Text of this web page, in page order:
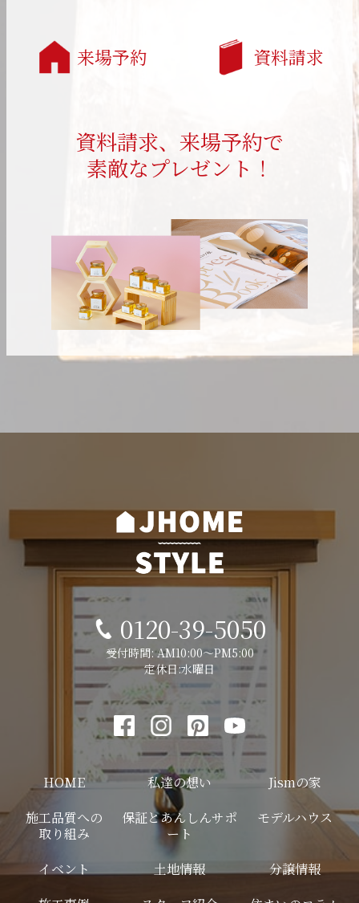
来場予約 資料請求
資料請求、来場予約で
素敵なプレゼント！
0120-39-5050
受付時間: AM10:00～PM5:00
定休日:水曜日
HOME 私達の想い
Jismの家
施工品質への
取り組み
保証とあんしんサポ
ート
モデルハウス
イベント 土地情報
分譲情報